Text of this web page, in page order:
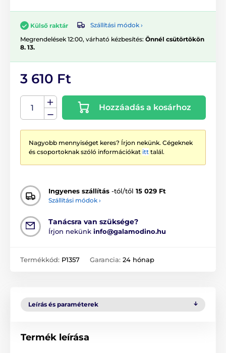
Külső raktár
Szállítási módok ›
Megrendelések 12:00, várható kézbesítés: Önnél csütörtökön
8. 13.
3 610 Ft
Hozzáadás a kosárhoz
Nagyobb mennyiséget keres? Írjon nekünk. Cégeknek
és csoportoknak szóló információkat itt talál.
Ingyenes szállítás -tól/től 15 029 Ft
Szállítási módok ›
Tanácsra van szüksége?
Írjon nekünk info@galamodino.hu
Termékkód: P1357 Garancia: 24 hónap
Leírás és paraméterek
Termék leírása